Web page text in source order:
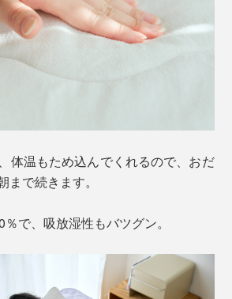
体温もため込んでくれるので、おだ
で続きます。
で、吸放湿性もバツグン。